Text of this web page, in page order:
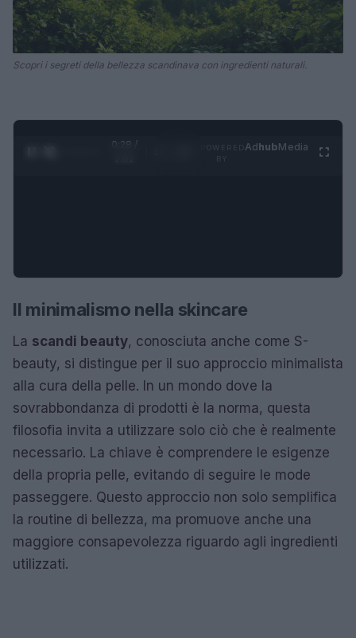
Scopri i segreti della bellezza scandinava con ingredienti naturali.
0:29 /
AdhubMedia
Il minimalismo nella skincare
La scandi beauty, conosciuta anche come S-
beauty, si distingue per il suo approccio minimalista
alla cura della pelle. In un mondo dove la
sovrabbondanza di prodotti è la norma, questa
filosofia invita a utilizzare solo ciò che è realmente
necessario. La chiave è comprendere le esigenze
della propria pelle, evitando di seguire le mode
passeggere. Questo approccio non solo semplifica
la routine di bellezza, ma promuove anche una
maggiore consapevolezza riguardo agli ingredienti
utilizzati.